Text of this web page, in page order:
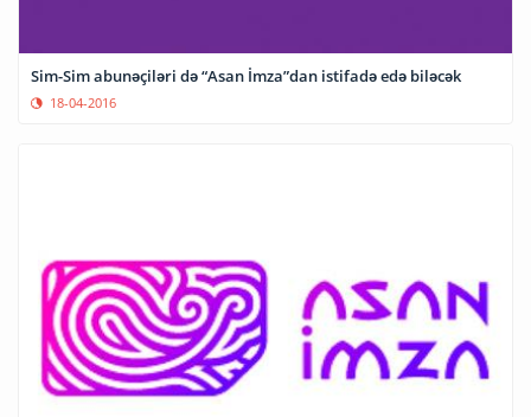
Sim-Sim abunəçiləri də “Asan İmza”dan istifadə edə biləcək
18-04-2016